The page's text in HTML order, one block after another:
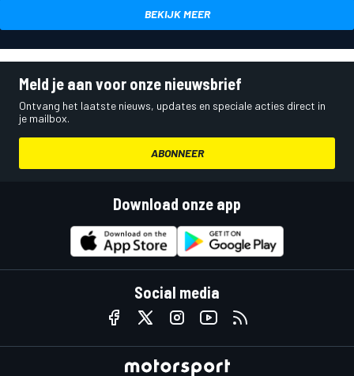
BEKIJK MEER
Meld je aan voor onze nieuwsbrief
Ontvang het laatste nieuws, updates en speciale acties direct in
je mailbox.
ABONNEER
Download onze app
Social media